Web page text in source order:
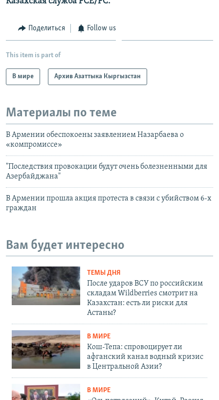
Поделиться Follow us
This item is part of
В мире Архив Азаттыка Кыргызстан
Материалы по теме
В Армении обеспокоены заявлением Назарбаева о
«компромиссе»
"Последствия провокации будут очень болезненными для
Азербайджана"
В Армении прошла акция протеста в связи с убийством 6-х
граждан
Вам будет интересно
ТЕМЫ ДНЯ
После ударов ВСУ по российским
складам Wildberries смотрит на
Казахстан: есть ли риски для
Астаны?
В МИРЕ
Кош-Тепа: спровоцирует ли
афганский канал водный кризис
в Центральной Азии?
В МИРЕ